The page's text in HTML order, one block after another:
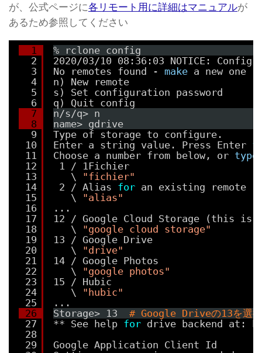
が、公式ページに各リモート用に詳細はマニュアルが
あるため参照してください
1
2
3
4
5
6
7
8
9
10
11
12
13
14
15
16
17
18
19
20
21
22
23
24
25
26
27
28
29
% rclone config
2020/03/10 08:36:03 NOTICE: Config
No remotes found - make a new one
n) New remote
s) Set configuration password
q) Quit config
n/s/q> n
name> gdrive
Type of storage to configure.
Enter a string value. Press Enter
Choose a number from below, or type
1 / 1Fichier
\
"fichier"
2 / Alias for an existing remote
\
"alias"
...
12 / Google Cloud Storage (this is
\
"google cloud storage"
13 / Google Drive
\
"drive"
14 / Google Photos
\
"google photos"
15 / Hubic
\
"hubic"
...
Storage> 13 # Google Driveの13を選択
** See help for drive backend at:
Google Application Client Id